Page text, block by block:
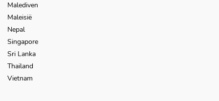
Malediven
Maleisië
Nepal
Singapore
Sri Lanka
Thailand
Vietnam